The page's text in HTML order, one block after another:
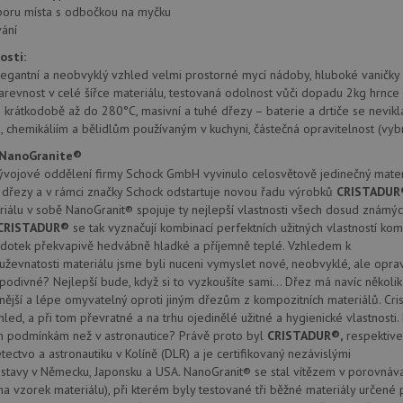
místa s odbočkou na myčku
a neobvyklý vzhled velmi prostorné mycí nádoby, hluboké
v celé šířce materiálu, testovaná odolnost vůči dopadu 2kg
krátkodobě až do 280°C, masivní a tuhé dřezy – baterie a drtiče se
chemikáliím a bělidlům používaným v kuchyni, částečná opravitelnost
oddělení firmy Schock GmbH vyvinulo celosvětově jedinečný
a v rámci značky Schock odstartuje novou řadu výrobků
v sobě NanoGranit® spojuje ty nejlepší vlastnosti všech dosud
se tak vyznačují kombinací perfektních užitných vlastností
překvapivě hedvábně hladké a příjemně teplé. Vzhledem k
materiálu jsme byli nuceni vymyslet nové, neobvyklé, ale
Nejlepší bude, když si to vyzkoušíte sami… Dřez má navíc
a lépe omyvatelný oproti jiným dřezům z kompozitních materiálů.
a při tom převratné a na trhu ojedinělé užitné a hygienické
podmínkám než v astronautice? Právě proto byl CRISTADUR®,
a astronautiku v Kolíně (DLR) a je certifikovaný nezávislými
v Německu, Japonsku a USA. NanoGranit® se stal vítězem v
vzorek materiálu), při kterém byly testované tři běžné materiály
1 rok
Tento soubor cookie používá Google Analytics k zachování
.youtube.com
6 měsíců
mohl vidět před návštěvou uvedeného
.seznam.cz
4 týdny 2
dny
Toto je velmi běžný název souboru
nalezen jako soubor cookie relace, bude
použit jako pro správu stavu relace.
Google LLC
.doubleclick.net
(kterou vlastní společnost Google), aby
návštěvníka webu podporuje soubory
Google LLC
.youtube.com
Zavřením
prohlížeče
Tento soubor cookie nastavuje YouTube
zobrazení vložených videí.
Google LLC
.drezy-
baterie.cz
3 měsíce
Tento soubor cookie nastavuje
provádí informace o tom, jak koncový
webové stránky a jakoukoli reklamu,
mohl vidět před návštěvou uvedeného
.youtube.com
6 měsíců
Google LLC
.youtube.com
6 měsíců
Tento soubor cookie nastavuje Youtube
uživatelských předvoleb pro videa
webů; může také určit, zda návštěvník
nebo starou verzi rozhraní Youtube.